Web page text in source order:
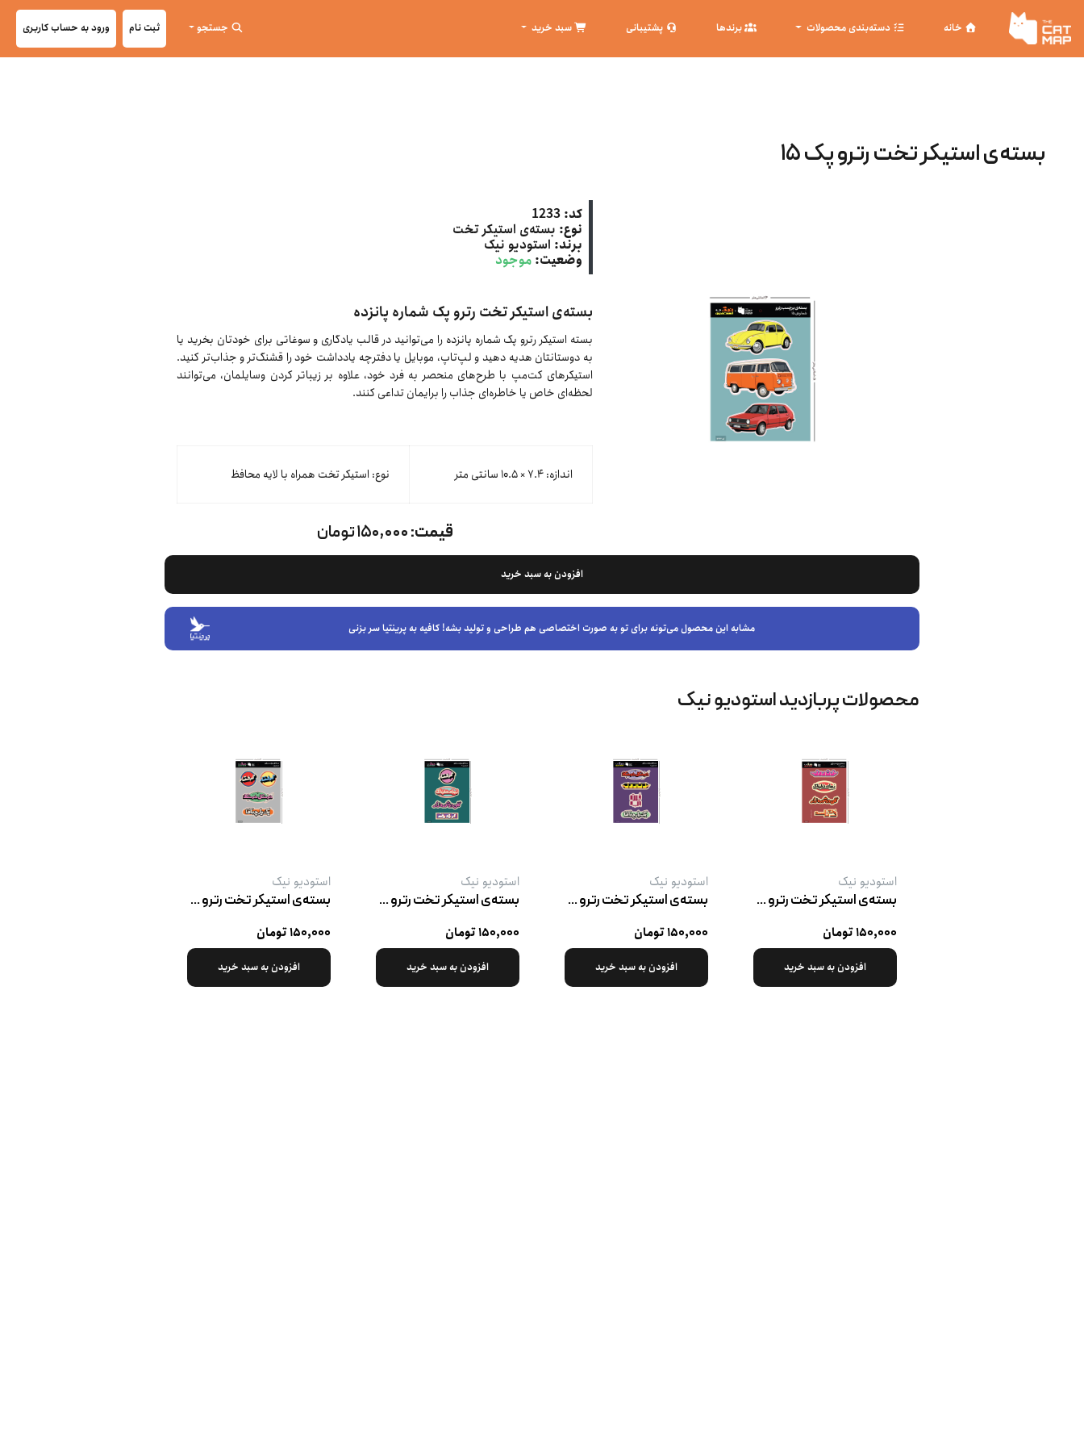
خانه دسته‌بندی محصولات برندها پشتیبانی سبد خرید جستجو ثبت نام ورود به حساب کاربری
بسته‌ی استیکر تخت رترو پک ۱۵
کد: 1233
نوع: بسته‌ی استیکر تخت
برند: استودیو نیک
وضعیت: موجود
بسته‌ی استیکر تخت رترو پک شماره پانزده
بسته استیکر رترو پک شماره پانزده را می‌توانید در قالب یادگاری و سوغاتی برای خودتان بخرید یا
به دوستانتان هدیه دهید و لپ‌تاپ، موبایل یا دفترچه یادداشت خود را قشنگ‌تر و جذاب‌تر کنید.
استیکرهای کت‌مپ با طرح‌های منحصر به فرد خود، علاوه بر زیباتر کردن وسایلمان، می‌توانند
لحظه‌ای خاص یا خاطره‌ای جذاب را برایمان تداعی کنند.
اندازه: ۷.۴ × ۱۰.۵ سانتی متر نوع: استیکر تخت همراه با لایه محافظ
قیمت:۱۵۰,۰۰۰ تومان
افزودن به سبد خرید
مشابه این محصول می‌تونه برای تو به صورت اختصاصی هم طراحی و تولید بشه! کافیه به پرینتیا سر بزنی
محصولات پربازدید استودیو نیک
استودیو نیک
بسته‌ی استیکر تخت رترو پک ۴
۱۵۰,۰۰۰ تومان
افزودن به سبد خرید
استودیو نیک
بسته‌ی استیکر تخت رترو پک ۲
۱۵۰,۰۰۰ تومان
افزودن به سبد خرید
استودیو نیک
بسته‌ی استیکر تخت رترو پک ۳
۱۵۰,۰۰۰ تومان
افزودن به سبد خرید
استودیو نیک
بسته‌ی استیکر تخت رترو پک ۱
۱۵۰,۰۰۰ تومان
افزودن به سبد خرید